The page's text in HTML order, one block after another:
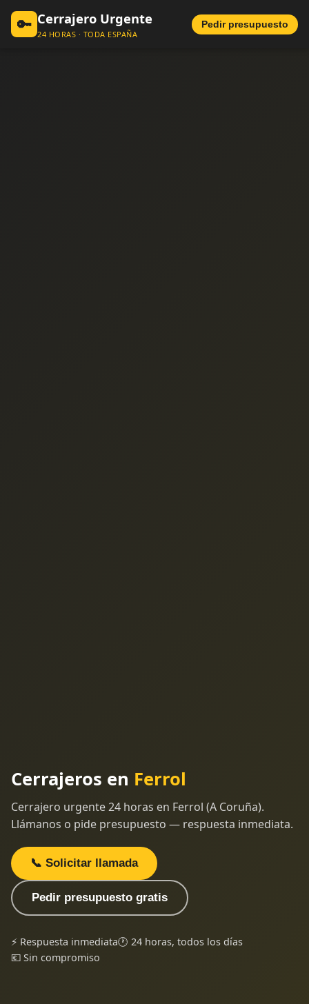
🔑 Cerrajero Urgente
24 HORAS · TODA ESPAÑA
Pedir presupuesto
Cerrajeros en Ferrol
Cerrajero urgente 24 horas en Ferrol (A Coruña).
Llámanos o pide presupuesto — respuesta inmediata.
📞 Solicitar llamada
Pedir presupuesto gratis
⚡ Respuesta inmediata🕐 24 horas, todos los días
💶 Sin compromiso